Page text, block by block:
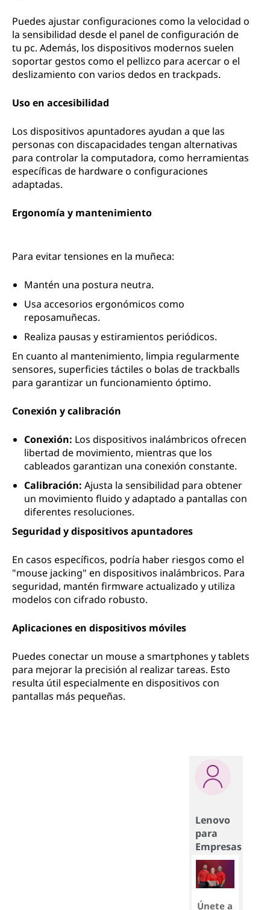
Puedes ajustar configuraciones como la velocidad o
la sensibilidad desde el panel de configuración de
tu pc. Además, los dispositivos modernos suelen
soportar gestos como el pellizco para acercar o el
deslizamiento con varios dedos en trackpads.
Uso en accesibilidad
Los dispositivos apuntadores ayudan a que las
personas con discapacidades tengan alternativas
para controlar la computadora, como herramientas
específicas de hardware o configuraciones
adaptadas.
Ergonomía y mantenimiento
Para evitar tensiones en la muñeca:
Mantén una postura neutra.
Usa accesorios ergonómicos como
reposamuñecas.
Realiza pausas y estiramientos periódicos.
En cuanto al mantenimiento, limpia regularmente
sensores, superficies táctiles o bolas de trackballs
para garantizar un funcionamiento óptimo.
Conexión y calibración
Conexión: Los dispositivos inalámbricos ofrecen
libertad de movimiento, mientras que los
cableados garantizan una conexión constante.
Calibración: Ajusta la sensibilidad para obtener
un movimiento fluido y adaptado a pantallas con
diferentes resoluciones.
Seguridad y dispositivos apuntadores
En casos específicos, podría haber riesgos como el
"mouse jacking" en dispositivos inalámbricos. Para
seguridad, mantén firmware actualizado y utiliza
modelos con cifrado robusto.
Aplicaciones en dispositivos móviles
Puedes conectar un mouse a smartphones y tablets
para mejorar la precisión al realizar tareas. Esto
resulta útil especialmente en dispositivos con
pantallas más pequeñas.
Lenovo
para
Empresas
Únete a